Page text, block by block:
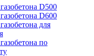
D500
D600
для
по